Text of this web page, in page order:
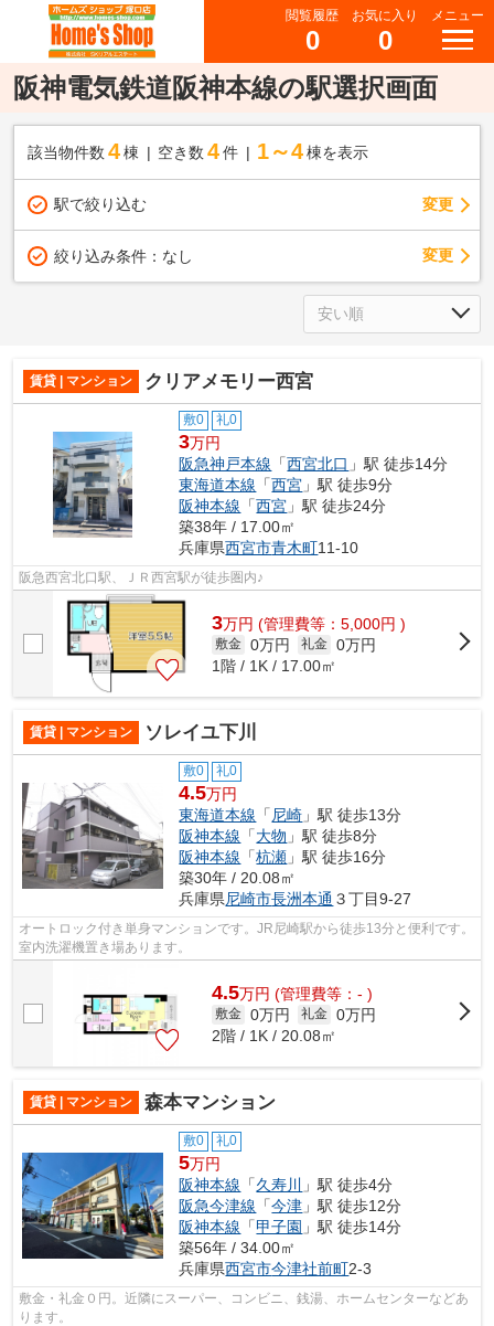
閲覧履歴
0
お気に入り
0
メニュー
阪神電気鉄道阪神本線の駅選択画面
該当物件数 4棟 空き数 4 件 1～4 棟を表示
駅で絞り込む 変更
絞り込み条件： なし 変更
賃貸 | マンション クリアメモリー西宮
敷0 礼0
3万円
阪急神戸本線 「西宮北口 」駅 徒歩14分
東海道本線 「西宮 」駅 徒歩9分
阪神本線 「西宮 」駅 徒歩24分
築38年 / 17.00㎡
兵庫県西宮市青木町11-10
阪急西宮北口駅、ＪＲ西宮駅が徒歩圏内♪
3万円 (管理費等：5,000円 )
敷金 0万円 礼金 0万円
1階 / 1K / 17.00㎡
賃貸 | マンション ソレイユ下川
敷0 礼0
4.5万円
東海道本線 「 尼崎 」駅 徒歩13分
阪神本線 「大物 」駅 徒歩8分
阪神本線 「杭瀬 」駅 徒歩16分
築30年 / 20.08㎡
兵庫県尼崎市長洲本通 ３丁目9-27
オートロック付き単身マンションです。JR尼崎駅から徒歩13分と便利です。
室内洗濯機置き場あります。
4.5万円 (管理費等：- )
敷金 0万円 礼金 0万円
2階 / 1K / 20.08㎡
賃貸 | マンション 森本マンション
敷0 礼0
5万円
阪神本線 「久寿川
」駅 徒歩4分
阪急今津線 「今津 」駅 徒歩12分
阪神本線 「甲子園 」駅 徒歩14分
築56年 / 34.00㎡
兵庫県西宮市今津社前町2-3
敷金・礼金０円。近隣にスーパー、コンビニ、銭湯、ホームセンターなどあ
ります。